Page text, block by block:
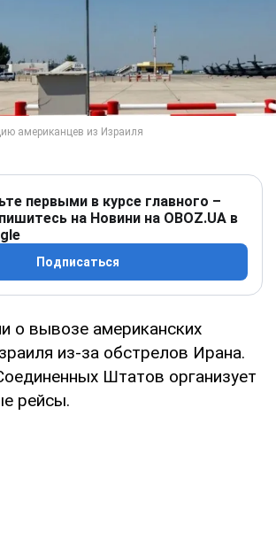
первыми в курсе главного –
на Новини на OBOZ.UA в
Подписаться
о вывозе американских
из-за обстрелов Ирана.
Штатов организует
рейсы.